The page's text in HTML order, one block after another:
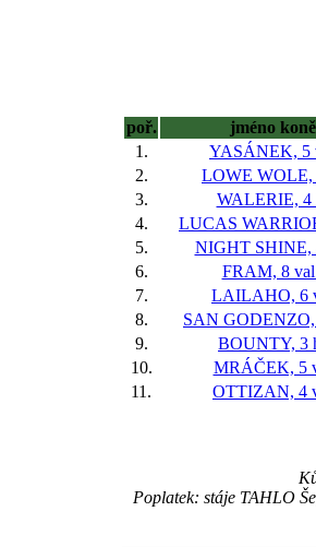
poř.
jméno koně
1.
YASÁNEK, 5
2.
LOWE WOLE,
3.
WALERIE, 4
4.
LUCAS
5.
NIGHT SHINE,
6.
FRAM, 8 val
7.
LAILAHO, 6
8.
SAN GODENZO,
9.
BOUNTY, 3
10.
MRÁČEK, 5
11.
OTTIZAN, 4
Poplatek: stáje TAHLO